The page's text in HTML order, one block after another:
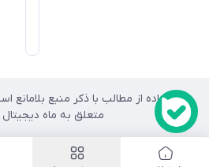
کد
رهگیری
ارسالی
استفاده از مطالب با ذکر منبع
متعلق به ماه